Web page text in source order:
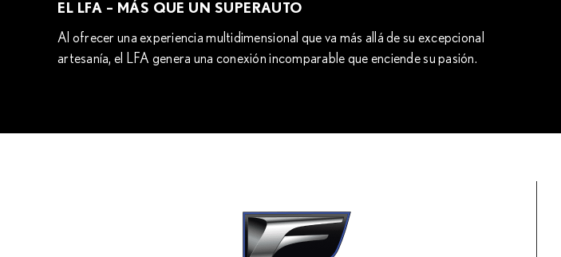
EL LFA – MÁS QUE UN SUPERAUTO
Al ofrecer una experiencia multidimensional que va más allá de su excepcional
artesanía, el LFA genera una conexión incomparable que enciende su pasión.